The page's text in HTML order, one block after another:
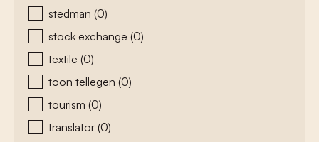
stedman (0)
stock exchange (0)
textile (0)
toon tellegen (0)
tourism (0)
translator (0)